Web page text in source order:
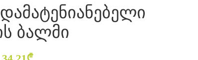
ბალმი